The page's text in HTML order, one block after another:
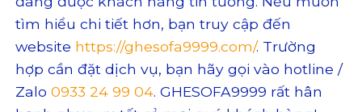
tìm hiểu chi tiết hơn, bạn truy cập đến
website https://ghesofa9999.com/. Trường
hợp cần đặt dịch vụ, bạn hãy gọi vào hotline /
Zalo0933 24 99 04. GHESOFA9999 rất hân